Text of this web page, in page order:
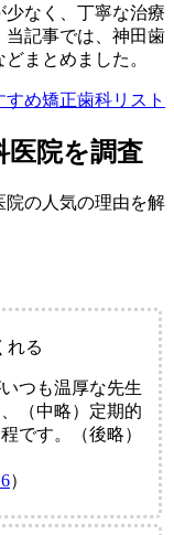
なく、丁寧な治療
当記事では、神田歯
まとめました。
め矯正歯科リスト
医院を調査
院の人気の理由を解
れる
つも温厚な先生
（中略）定期的
です。（後略）
）